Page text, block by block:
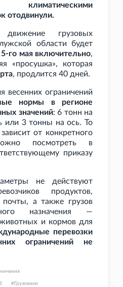
климатическими
отодвинули.
грузовых
области будет
го мая включительно,
«просушка», которая
, продлится 40 дней.
весенних ограничений
нормы в регионе
значений: 6 тонн на
или 3 тонны на ось. То
от конкретного
посмотреть в
приказу
не действуют
продуктов,
почты, а также грузов
назначения —
и кормов для
перевозки
ограничений не
Грузовики